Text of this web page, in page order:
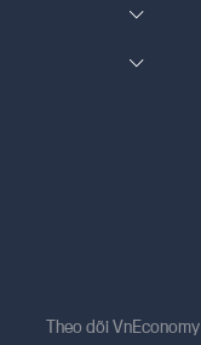
Theo dõi VnEconomy